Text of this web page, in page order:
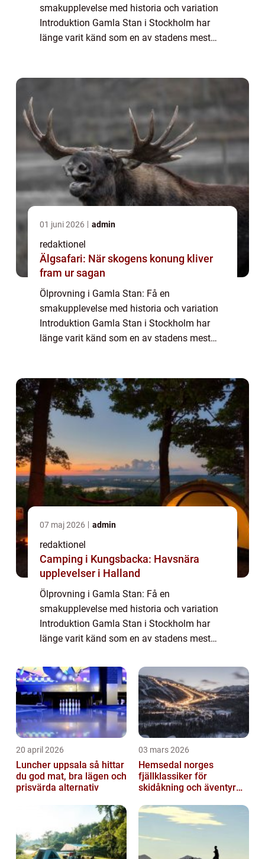
smakupplevelse med historia och variation
Introduktion Gamla Stan i Stockholm har
länge varit känd som en av stadens mest
01 juni 2026 admin
redaktionel
Älgsafari: När skogens konung kliver
fram ur sagan
Ölprovning i Gamla Stan: Få en
smakupplevelse med historia och variation
Introduktion Gamla Stan i Stockholm har
länge varit känd som en av stadens mest
de trång...
07 maj 2026 admin
redaktionel
Camping i Kungsbacka: Havsnära
upplevelser i Halland
Ölprovning i Gamla Stan: Få en
smakupplevelse med historia och variation
Introduktion Gamla Stan i Stockholm har
länge varit känd som en av stadens mest
är inte bara de historiska sevärdheterna och
de trång...
20 april 2026
Luncher uppsala så hittar
du god mat, bra lägen och
prisvärda alternativ
03 mars 2026
Hemsedal norges
fjällklassiker för
skidåkning och äventyr